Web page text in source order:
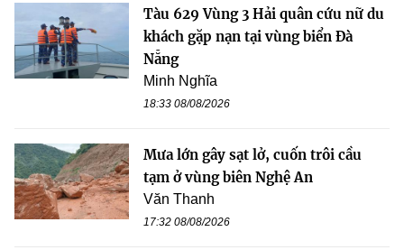
Tàu 629 Vùng 3 Hải quân cứu nữ du
khách gặp nạn tại vùng biển Đà
Nẵng
Minh Nghĩa
18:33 08/08/2026
Mưa lớn gây sạt lở, cuốn trôi cầu
tạm ở vùng biên Nghệ An
Văn Thanh
17:32 08/08/2026